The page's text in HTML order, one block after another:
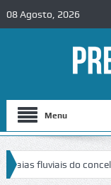
08 Agosto, 2026
Menu
fluviais do concelho